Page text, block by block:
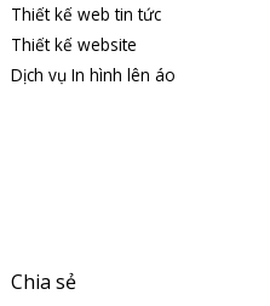
Thiết kế web tin tức
Thiết kế website
Dịch vụ In hình lên áo
Chia sẻ